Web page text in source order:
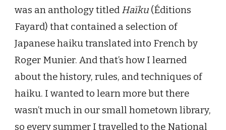
was an anthology titled Haïku (Éditions
Fayard) that contained a selection of
Japanese haiku translated into French by
Roger Munier. And that’s how I learned
about the history, rules, and techniques of
haiku. I wanted to learn more but there
wasn’t much in our small hometown library,
so every summer I travelled to the National